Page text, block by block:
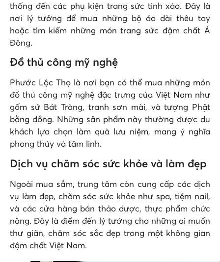
thống đến các phụ kiện trang sức tinh xảo. Đây là
nơi lý tưởng để mua những bộ áo dài thêu tay
hoặc tìm kiếm những món trang sức đậm chất Á
Đông.
Đồ thủ công mỹ nghệ
Phước Lộc Thọ là nơi bạn có thể mua những món
đồ thủ công mỹ nghệ đặc trưng của Việt Nam như
gốm sứ Bát Tràng, tranh sơn mài, và tượng Phật
bằng đồng. Những sản phẩm này thường được du
khách lựa chọn làm quà lưu niệm, mang ý nghĩa
phong thủy và tâm linh.
Dịch vụ chăm sóc sức khỏe và làm đẹp
Ngoài mua sắm, trung tâm còn cung cấp các dịch
vụ làm đẹp, chăm sóc sức khỏe như spa, tiệm nail,
và các cửa hàng bán thảo dược, thực phẩm chức
năng. Đây là điểm đến lý tưởng cho những ai muốn
thư giãn, chăm sóc sắc đẹp trong một không gian
đậm chất Việt Nam.